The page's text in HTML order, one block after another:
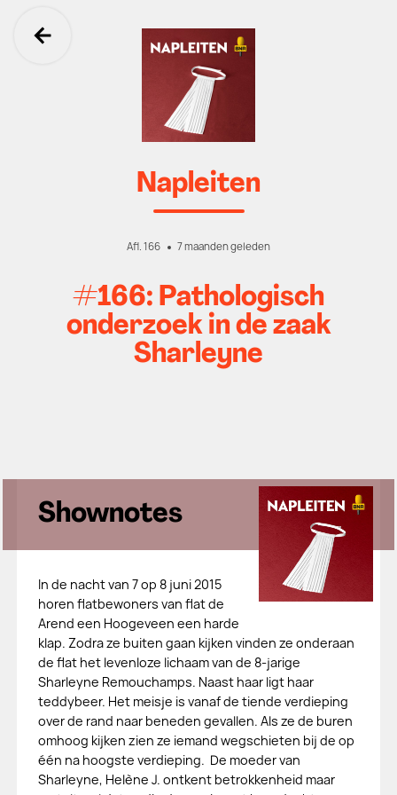
Ga terug
Napleiten
Afl. 166 7 maanden geleden
#166: Pathologisch
onderzoek in de zaak
Sharleyne
Shownotes
In de nacht van 7 op 8 juni 2015
horen flatbewoners van flat de
Arend een Hoogeveen een harde
klap. Zodra ze buiten gaan kijken vinden ze onderaan
de flat het levenloze lichaam van de 8-jarige
Sharleyne Remouchamps. Naast haar ligt haar
teddybeer. Het meisje is vanaf de tiende verdieping
over de rand naar beneden gevallen. Als ze de buren
omhoog kijken zien ze iemand wegschieten bij de op
één na hoogste verdieping. De moeder van
Sharleyne, Helène J. ontkent betrokkenheid maar